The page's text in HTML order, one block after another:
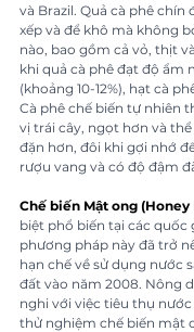
và Brazil. Quả cà phê chín
xếp và để khô mà không
nào, bao gồm cả vỏ, thịt
khi quả cà phê đạt độ ẩm
(khoảng 10-12%), hạt cà
Cà phê chế biến tự nhiên
vị trái cây, ngọt hơn và
đặn hơn, đôi khi gợi nhớ
rượu vang và có độ đậm
Chế biến Mật ong (Honey
biệt phổ biến tại các quốc
phương pháp này đã trở
hạn chế về sử dụng nước
đất vào năm 2008. Nông
nghi với việc tiêu thụ
thử nghiệm chế biến mật